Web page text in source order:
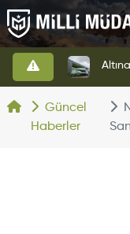
Güncel
Haberler